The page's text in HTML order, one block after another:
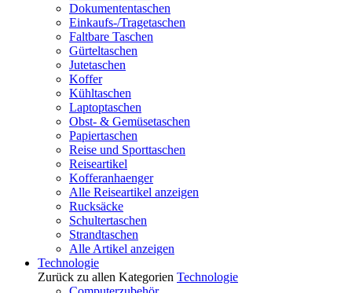
Dokumententaschen
Einkaufs-/Tragetaschen
Faltbare Taschen
Gürteltaschen
Jutetaschen
Koffer
Kühltaschen
Laptoptaschen
Obst- & Gemüsetaschen
Papiertaschen
Reise und Sporttaschen
Reiseartikel
Kofferanhaenger
Alle Reiseartikel anzeigen
Rucksäcke
Schultertaschen
Strandtaschen
Alle Artikel anzeigen
Technologie
Zurück zu allen Kategorien Technologie